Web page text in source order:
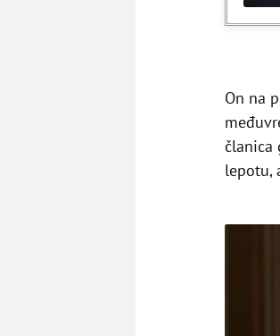
On na
članica
lepotu,